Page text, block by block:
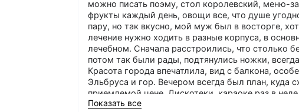
можно писать поэму, стол королевский, меню-
фрукты каждый день, овощи все, что душе
пару, но так вкусно, мой муж был в восторге,
лечение нужно ходить в разные корпуса, в
лечебном. Сначала расстроились, что столько
потом так были рады, подтянулись ножки,
Красота города впечатлила, вид с балкона,
Эльбруса и гор. Вечером всегда был план, куда
приемлемой цене. Дискотеки, караоке раз в
остались очень довольны!!!
Показать все